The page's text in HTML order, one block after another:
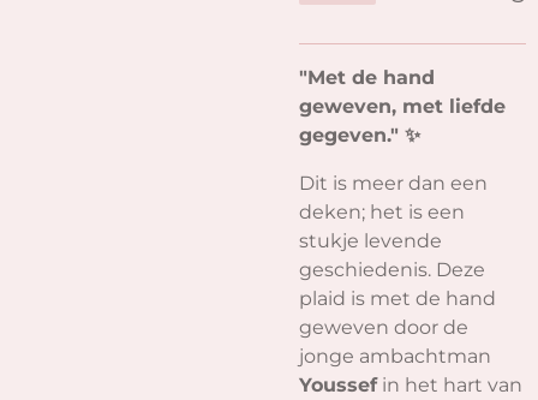
"Met de hand
geweven, met liefde
gegeven." ✨
Dit is meer dan een
deken; het is een
stukje levende
geschiedenis. Deze
plaid is met de hand
geweven door de
jonge ambachtman
Youssefin het hart van